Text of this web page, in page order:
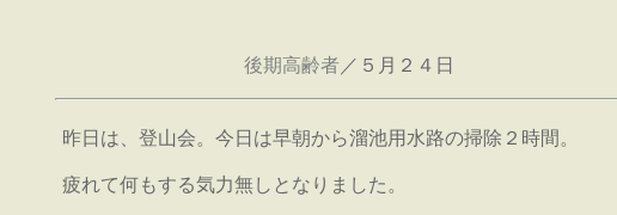
後期高齢者 ／５月２４日
昨日は、登山会。今日は早朝から溜池用水路の掃除２時間。
疲れて何もする気力無しとなりました。